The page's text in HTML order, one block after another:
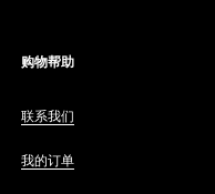
购物帮助
联系我们
我的订单